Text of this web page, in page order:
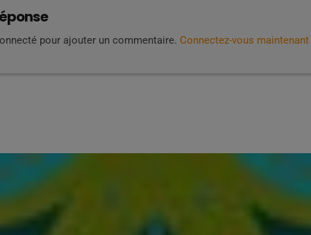
pour ajouter un commentaire. Connectez-vous maintenant